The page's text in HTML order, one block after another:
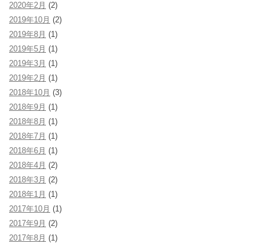
2020年2月 (2)
2019年10月 (2)
2019年8月 (1)
2019年5月 (1)
2019年3月 (1)
2019年2月 (1)
2018年10月 (3)
2018年9月 (1)
2018年8月 (1)
2018年7月 (1)
2018年6月 (1)
2018年4月 (2)
2018年3月 (2)
2018年1月 (1)
2017年10月 (1)
2017年9月 (2)
2017年8月 (1)